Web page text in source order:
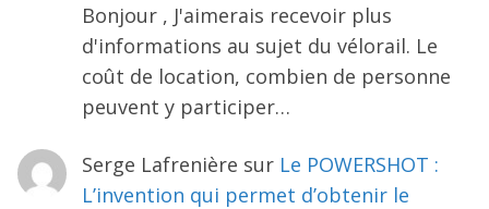
Bonjour , J'aimerais recevoir plus
d'informations au sujet du vélorail. Le
coût de location, combien de personne
peuvent y participer…
Serge Lafrenière sur Le POWERSHOT :
L’invention qui permet d’obtenir le